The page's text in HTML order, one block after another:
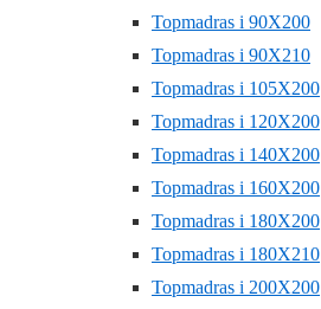
Topmadras i 90X200
Topmadras i 90X210
Topmadras i 105X200
Topmadras i 120X200
Topmadras i 140X200
Topmadras i 160X200
Topmadras i 180X200
Topmadras i 180X210
Topmadras i 200X200